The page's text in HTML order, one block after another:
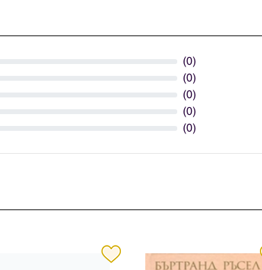
(0)
(0)
(0)
(0)
(0)